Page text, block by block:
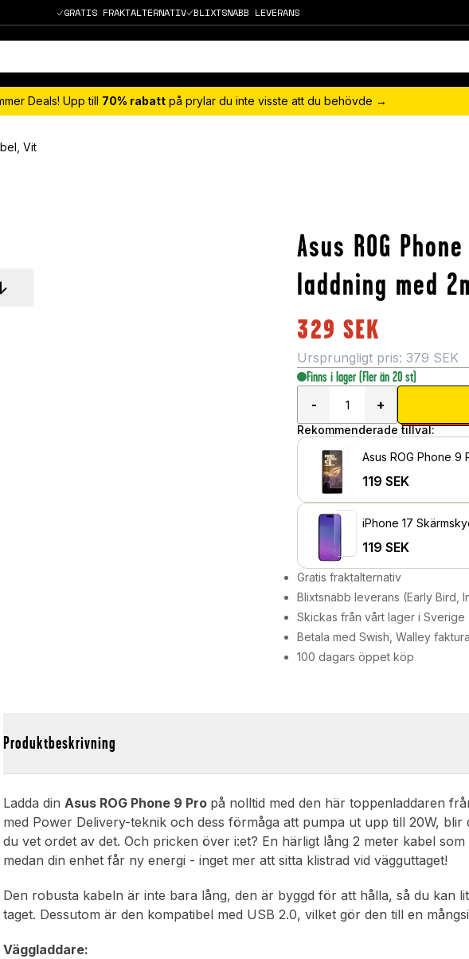
GRATIS FRAKTALTERNATIV BLIXTSNABB LEVERANS
Deals! Upp till 70% rabatt på prylar du inte visste att du behövde →
Vit
Asus ROG
laddning med
329 SEK
Ursprungligt pris: 379 SEK
Finns i lager (Fler än 20 st)
-
+
Rekommenderade tillval:
Asus ROG Phone 9
119 SEK
iPhone 17
119 SEK
Gratis fraktalternativ
Blixtsnabb leverans (Early Bird,
Skickas från vårt lager i Sverige
Betala med Swish, Walley
100 dagars öppet köp
Produktbeskrivning
Ladda dinAsus ROG Phone 9 Pro på nolltid med den här toppenladdaren
med Power Delivery-teknik och dess förmåga att pumpa ut upp till 20W,
du vet ordet av det. Och pricken över i:et? En härligt lång 2 meter kabel
medan din enhet får ny energi - inget mer att sitta klistrad vid vägguttaget!
Den robusta kabeln är inte bara lång, den är byggd för att hålla, så du kan
taget. Dessutom är den kompatibel med USB 2.0, vilket gör den till en
Väggladdare: